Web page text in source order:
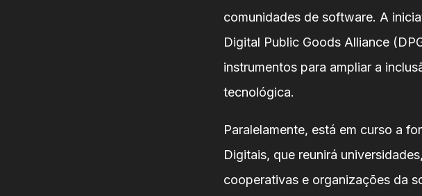
comunidades de software. A
Digital Public Goods Alliance
instrumentos para ampliar a
tecnológica.
Paralelamente, está em curso a
Digitais, que reunirá
cooperativas e organizações da